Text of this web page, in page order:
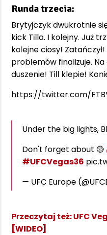
Runda trzecia:
Brytyjczyk dwukrotnie
kick Tilla. I kolejny. Już
kolejne ciosy!
problemów finalizuje.
duszenie! Till klepie!
https://twitter.com/
Under the big lights,
Don't forget about 🟡
#UFCVegas36
— UFC Europe
Przeczytaj też:UFC
[WIDEO]